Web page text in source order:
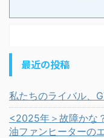
最近の投稿
私たちのライバル、
<2025年＞故障かな
油ファンヒーターの